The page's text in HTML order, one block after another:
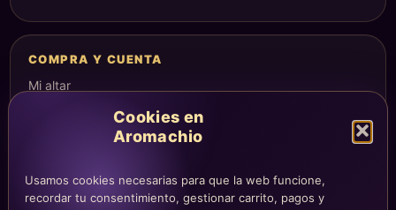
Cookies en
Aromachio
Usamos cookies necesarias para que la web funcione,
recordar tu consentimiento, gestionar carrito, pagos y
COMPRA Y CUENTA
Mi altar
Envíos y devoluciones